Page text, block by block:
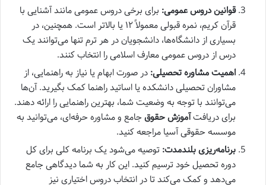
قوانین دروس عمومی: برای برخی دروس عمومی مانند آشنایی با
قرآن کریم، نمره قبولی معمولاً ۱۲ یا بالاتر است. همچنین، در
بسیاری از دانشگاه‌ها، دانشجویان در هر ترم تنها می‌توانند یک
درس از دروس عمومی معارف اسلامی را انتخاب کنند.
اهمیت مشاوره تحصیلی: در صورت ابهام یا نیاز به راهنمایی، از
مشاوران تحصیلی دانشکده یا اساتید راهنما کمک بگیرید. آن‌ها
می‌توانند با توجه به وضعیت شما، بهترین راهنمایی را ارائه دهند.
برای دریافتآموزش حقوقجامع و مشاوره حرفه‌ای، می‌توانید به
موسسه حقوقی آسیا مراجعه کنید.
برنامه‌ریزی بلندمدت: توصیه می‌شود یک برنامه کلی برای کل
دوره تحصیل خود ترسیم کنید. این کار به شما دیدگاهی جامع
می‌دهد و کمک می‌کند تا در انتخاب دروس اختیاری نیز